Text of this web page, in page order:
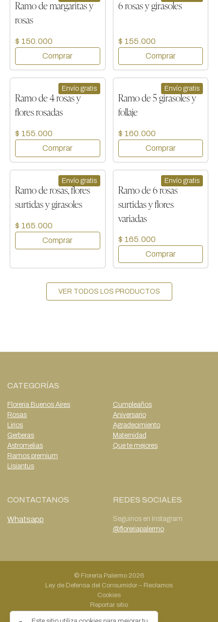
Ramo de margaritas y
rosas
$ 150.000
6 rosas y girasoles
$ 155.000
Envío gratis
Ramo de 4 rosas y
flores rosadas
$ 155.000
Envío gratis
Ramo de 5 girasoles y
follaje
$ 160.000
Envío gratis
Ramo de rosas, flores
surtidas y girasoles
$ 165.000
Envío gratis
Ramo de 6 rosas
surtidas y flores
variadas
$ 165.000
VER TODOS LOS PRODUCTOS
CATEGORÍAS
Floreria Buenos Aires
Rosas
Lirios
Gerberas
Astromelias
Ramos premium
Lisiantus
Cumpleaños
Aniversario
Agradecimiento
Maternidad
Que te mejores
CONTACTANOS
Whatsapp
REDES SOCIALES
Seguinos en Instagram
@floreriapalermo
© Florería Palermo 2026
Ley de Defensa del Consumidor – Reclamos
Cookies
Reportar sitio